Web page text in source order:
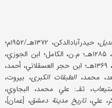
، حیدرآبادالدکن، ۱۳۷۲هـ/۱۹۵۲م؛
، القاهرة، ۱۲۸۵هـ؛ م.ن، الکامل؛ ابن الجوزي،
الطبقات الکبری، بیروت،
، تقـ: علي محمد، البجاوي،
تاریخ مدینة دمشق، [عمان]،